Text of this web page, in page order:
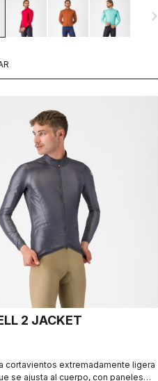
navigate_next
2 JACKET
cortavientos extremadamente ligera
se ajusta al cuerpo, con paneles